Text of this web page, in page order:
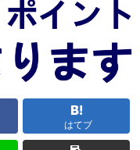
はてブ